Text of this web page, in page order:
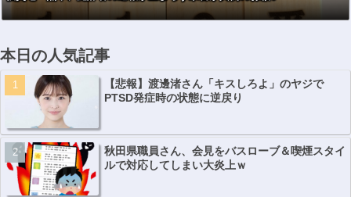
本日の人気記事
【悲報】渡邊渚さん「キスしろよ」のヤジで
PTSD発症時の状態に逆戻り
秋田県職員さん、会見をバスローブ＆喫煙スタイ
ルで対応してしまい大炎上ｗ